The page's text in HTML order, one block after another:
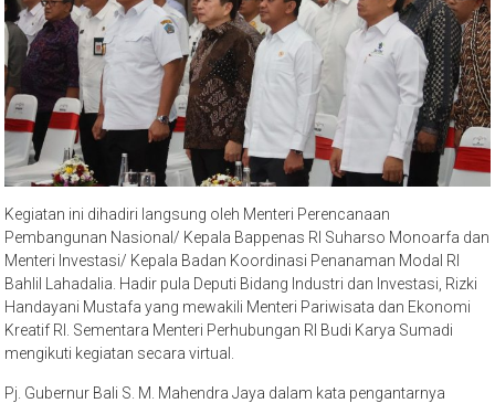
Kegiatan ini dihadiri langsung oleh Menteri Perencanaan
Pembangunan Nasional/ Kepala Bappenas RI Suharso Monoarfa dan
Menteri Investasi/ Kepala Badan Koordinasi Penanaman Modal RI
Bahlil Lahadalia. Hadir pula Deputi Bidang Industri dan Investasi, Rizki
Handayani Mustafa yang mewakili Menteri Pariwisata dan Ekonomi
Kreatif RI. Sementara Menteri Perhubungan RI Budi Karya Sumadi
mengikuti kegiatan secara virtual.
Pj. Gubernur Bali S. M. Mahendra Jaya dalam kata pengantarnya